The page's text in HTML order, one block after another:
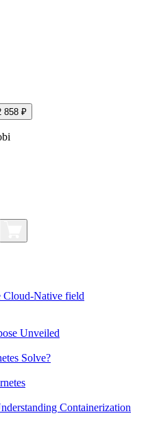
858 ₽
Cloud-Native field
Unveiled
Solve?
Containerization